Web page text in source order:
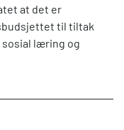
at det er
til tiltak
læring og